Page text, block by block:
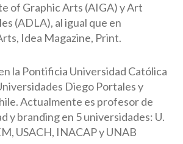
of Graphic Arts (AIGA) y Art
(ADLA), al igual que en
Idea Magazine, Print.
la Pontificia Universidad Católica
Diego Portales y
Actualmente es profesor de
y branding en 5 universidades: U.
USACH, INACAP y UNAB